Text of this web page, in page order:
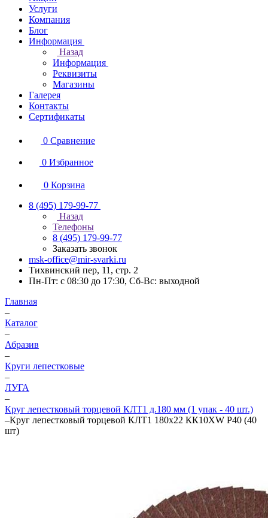
Услуги
Компания
Блог
Информация
Назад
Информация
Реквизиты
Магазины
Галерея
Контакты
Сертификаты
0 Сравнение
0 Избранное
0 Корзина
8 (495) 179-99-77
Назад
Телефоны
8 (495) 179-99-77
Заказать звонок
msk-office@mir-svarki.ru
Тихвинский пер, 11, стр. 2
Пн-Пт: с 08:30 до 17:30, Сб-Вс: выходной
Главная
–
Каталог
–
Абразив
–
Круги лепестковые
–
ЛУГА
–
Круг лепестковый торцевой КЛТ1 д.180 мм (1 упак - 40 шт.)
–Круг лепестковый торцевой КЛТ1 180х22 КК10XW P40 (40
шт)